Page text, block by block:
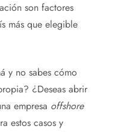
son factores
más que elegible
y no sabes cómo
¿Deseas abrir
empresa offshore
estos casos y